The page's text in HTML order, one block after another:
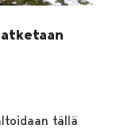
tällä